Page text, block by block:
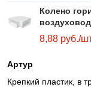
Колено
8,88 руб./
Артур
Крепкий пластик, в